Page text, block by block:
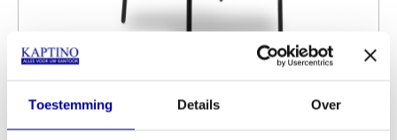
Toestemming Details Over
Stapelbare Barkruk BO-5 Blank Eiken